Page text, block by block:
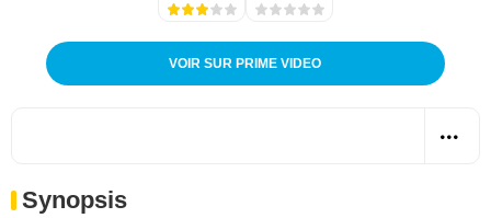
VOIR SUR PRIME VIDEO
Synopsis